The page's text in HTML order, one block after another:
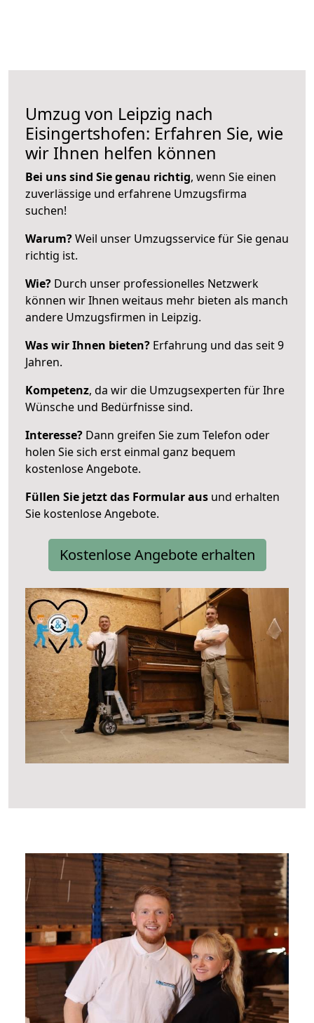
Umzug von Leipzig nach
Eisingertshofen: Erfahren Sie, wie
wir Ihnen helfen können
Bei uns sind Sie genau richtig, wenn Sie einen
zuverlässige und erfahrene Umzugsfirma
suchen!
Warum?Weil unser Umzugsservice für Sie genau
richtig ist.
Wie? Durch unser professionelles Netzwerk
können wir Ihnen weitaus mehr bieten als manch
andere Umzugsfirmen in Leipzig.
Was wir Ihnen bieten? Erfahrung und das seit 9
Jahren.
Kompetenz, da wir die Umzugsexperten für Ihre
Wünsche und Bedürfnisse sind.
Interesse? Dann greifen Sie zum Telefon oder
holen Sie sich erst einmal ganz bequem
kostenlose Angebote.
Füllen Sie jetzt das Formular aus und erhalten
Sie kostenlose Angebote.
Kostenlose Angebote erhalten